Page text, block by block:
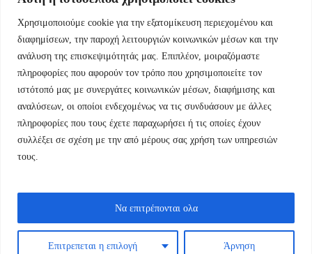
Χρησιμοποιούμε cookie για την εξατομίκευση περιεχομένου και
διαφημίσεων, την παροχή λειτουργιών κοινωνικών μέσων και την
ανάλυση της επισκεψιμότητάς μας. Επιπλέον, μοιραζόμαστε
πληροφορίες που αφορούν τον τρόπο που χρησιμοποιείτε τον
ιστότοπό μας με συνεργάτες κοινωνικών μέσων, διαφήμισης και
αναλύσεων, οι οποίοι ενδεχομένως να τις συνδυάσουν με άλλες
πληροφορίες που τους έχετε παραχωρήσει ή τις οποίες έχουν
συλλέξει σε σχέση με την από μέρους σας χρήση των υπηρεσιών
τους.
Επιτρεπεται η επιλογή Άρνηση
Να επιτρέπονται ολα
Εμμ.Μπενάκη 76 10681 Αθήνα Ελλάδα.
+30.2110084023
info@kyfantabooks.gr
Βρείτε μας